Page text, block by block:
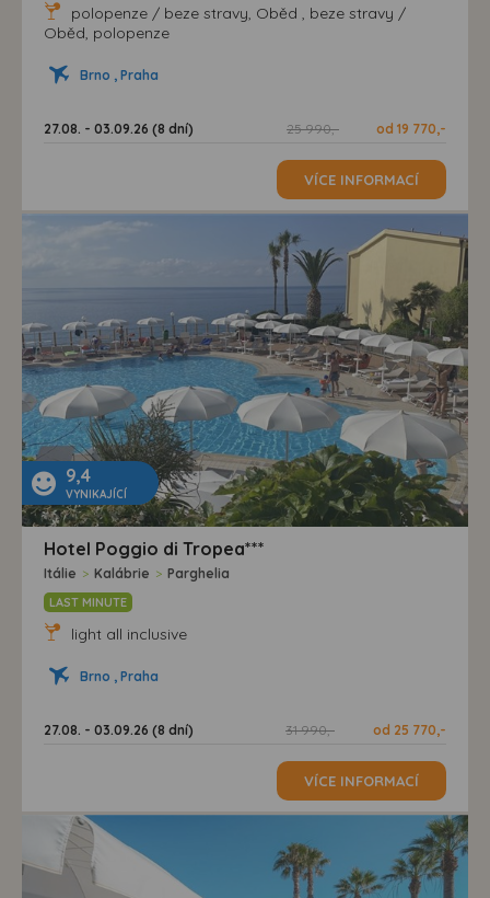
polopenze / beze stravy, Oběd , beze stravy /
Oběd, polopenze
Brno , Praha
27.08. - 03.09.26 (8 dní) 25 990,- od 19 770,-
VÍCE INFORMACÍ
9,4
VYNIKAJÍCÍ
Hotel Poggio di Tropea***
Itálie > Kalábrie > Parghelia
LAST MINUTE
light all inclusive
Brno , Praha
27.08. - 03.09.26 (8 dní) 31 990,- od 25 770,-
VÍCE INFORMACÍ